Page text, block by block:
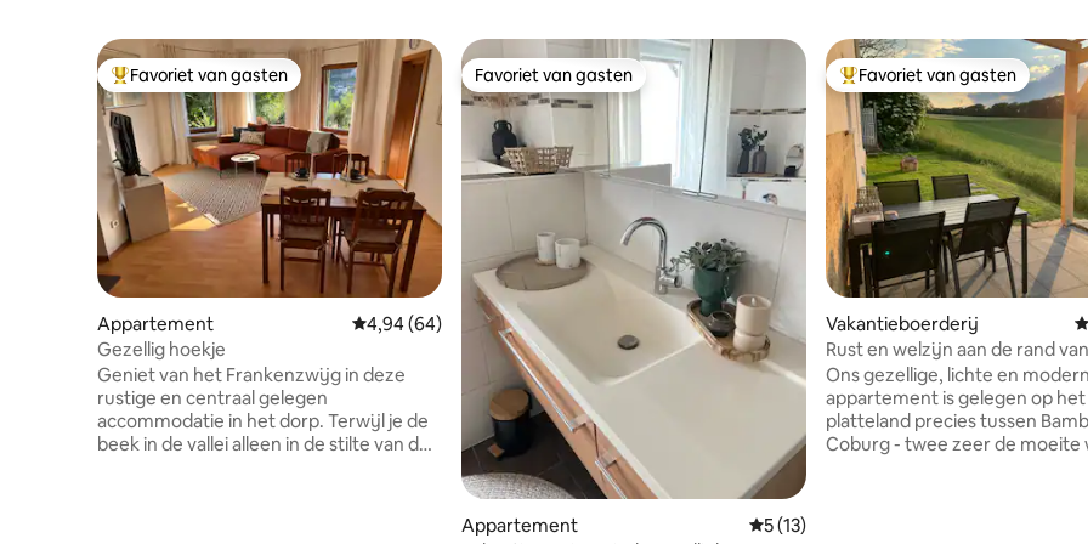
Topfavoriet van gasten
Favoriet van gasten
Appartement Gemiddelde beoordeling van 4,94 op 5, 64 recensies
4,94 (64)
Gezellig hoekje
Geniet van het Frankenzwijg in deze
rustige en centraal gelegen
accommodatie in het dorp. Terwijl je de
beek in de vallei alleen in de stilte van de
Favoriet van gasten
Favoriet van gasten
Appartement Gemiddelde beoordeling van 5 op 5, 13
5 (13)
Topfavoriet van gasten
Favoriet van gasten
Vakantieboerderij
Rust en welzijn aan de rand
idyllische Straßenhof
Ons gezellige, lichte en
appartement is gelegen op het
platteland precies tussen
Coburg - twee zeer de moeite